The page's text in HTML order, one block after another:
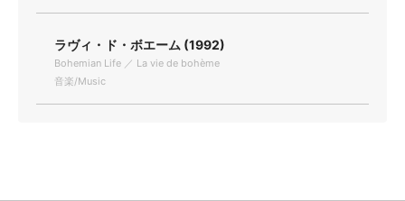
ラヴィ・ド・ボエーム (1992)
Bohemian Life ／ La vie de bohème
音楽/Music